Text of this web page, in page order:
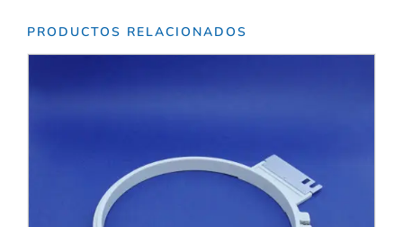
PRODUCTOS RELACIONADOS